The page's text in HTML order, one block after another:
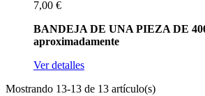
7,00 €
BANDEJA DE UNA PIEZA DE
aproximadamente
Ver detalles
Mostrando 13-13 de 13 artículo(s)